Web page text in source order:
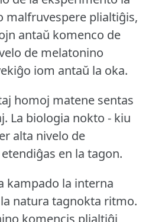
malfruvespere plialtiĝis,
antaŭ komenco de
de melatonino
iom antaŭ la oka.
homoj matene sentas
La biologia nokto - kiu
alta nivelo de
en la tagon.
kampado la interna
natura tagnokta ritmo.
komencis plialtiĝi